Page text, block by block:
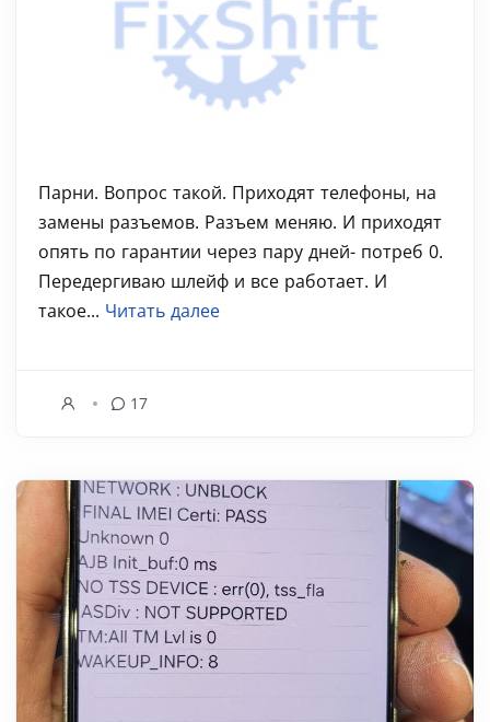
Парни. Вопрос такой. Приходят телефоны, на
замены разъемов. Разъем меняю. И приходят
опять по гарантии через пару дней- потреб 0.
Передергиваю шлейф и все работает. И
такое... Читать далее
17